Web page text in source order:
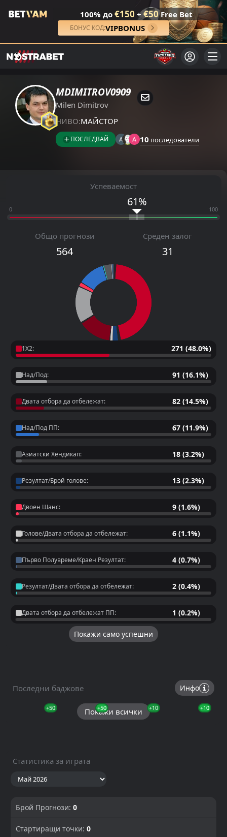
100% до €150 + €50Free Bet
БОНУС КОД:VIPBONUS
MDIMITROV0909
Milen Dimitrov
НИВО:МАЙСТОР
ПОСЛЕДВАЙ 10 последователи
Успеваемост
61%
0 100
Общо прогнози
564
Среден залог
31
1X2: 271 (48.0%)
Над/Под: 91 (16.1%)
Двата отбора да отбележат: 82 (14.5%)
Над/Под ПП: 67 (11.9%)
Азиатски Хендикап: 18 (3.2%)
Резултат/Брой голове: 13 (2.3%)
Двоен Шанс: 9 (1.6%)
Голове/Двата отбора да отбележат: 6 (1.1%)
Първо Полувреме/Краен Резултат: 4 (0.7%)
Резултат/Двата отбора да отбележат: 2 (0.4%)
Двата отбора да отбележат ПП: 1 (0.2%)
Покажи само успешни
Последни баджове Инфо
+50 +10
+50 +50 +10 +10
Покажи всички
Статистика за играта
Брой Прогнози: 0
Стартиращи точки: 0